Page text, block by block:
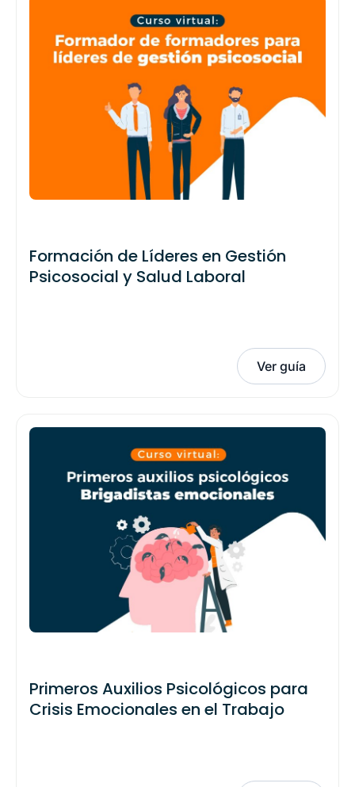
Formación de Líderes en Gestión
Psicosocial y Salud Laboral
Ver guía
Primeros Auxilios Psicológicos para
Crisis Emocionales en el Trabajo